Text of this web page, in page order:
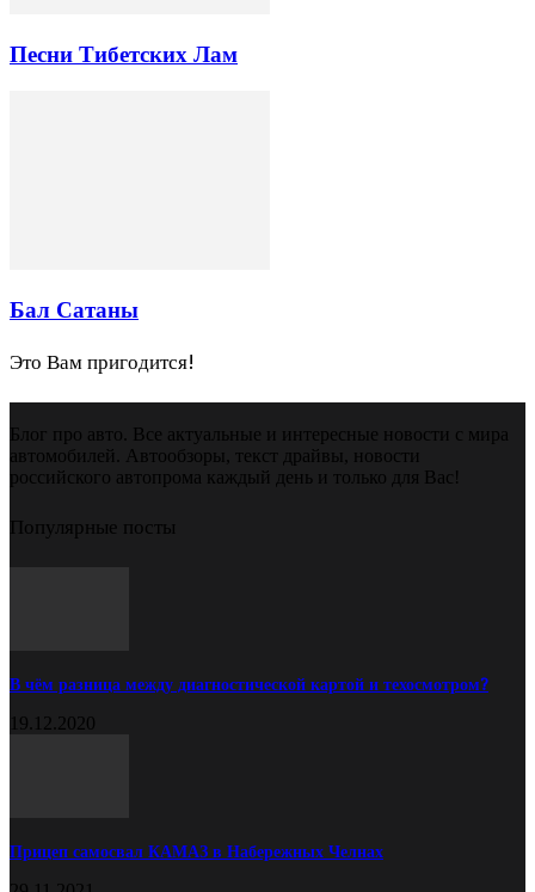
Песни Тибетских Лам
Бал Сатаны
Это Вам пригодится!
Блог про авто. Все актуальные и интересные новости с мира
автомобилей. Автообзоры, текст драйвы, новости
российского автопрома каждый день и только для Вас!
Популярные посты
В чём разница между диагностической картой и техосмотром?
19.12.2020
Прицеп самосвал КАМАЗ в Набережных Челнах